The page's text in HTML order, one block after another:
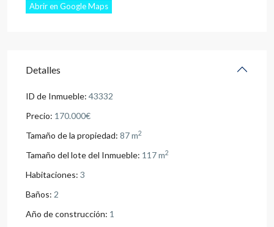
Abrir en Google Maps
Detalles
ID de Inmueble: 43332
Precio: 170.000€
Tamaño de la propiedad: 87 m2
Tamaño del lote del Inmueble: 117 m2
Habitaciones: 3
Baños: 2
Año de construcción: 1